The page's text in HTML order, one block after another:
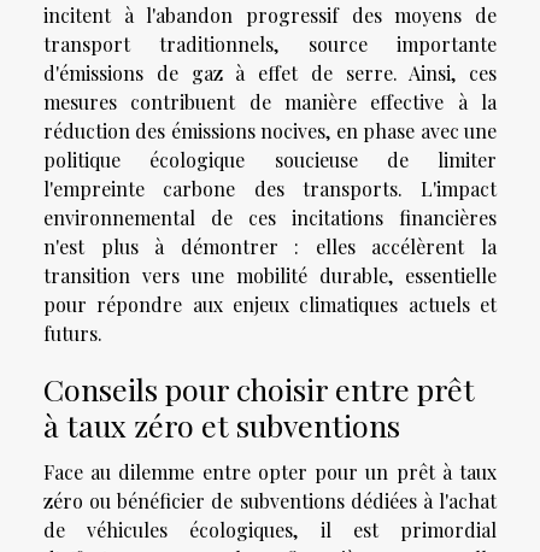
incitent à l'abandon progressif des moyens de
transport traditionnels, source importante
d'émissions de gaz à effet de serre. Ainsi, ces
mesures contribuent de manière effective à la
réduction des émissions nocives, en phase avec une
politique écologique soucieuse de limiter
l'empreinte carbone des transports. L'impact
environnemental de ces incitations financières
n'est plus à démontrer : elles accélèrent la
transition vers une mobilité durable, essentielle
pour répondre aux enjeux climatiques actuels et
futurs.
Conseils pour choisir entre prêt
à taux zéro et subventions
Face au dilemme entre opter pour un prêt à taux
zéro ou bénéficier de subventions dédiées à l'achat
de véhicules écologiques, il est primordial